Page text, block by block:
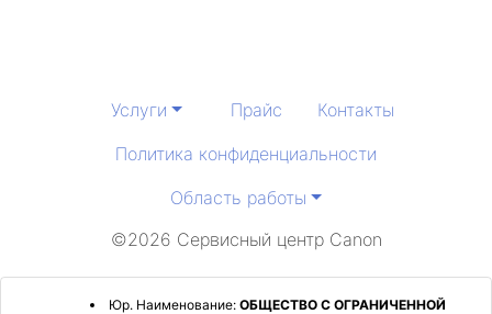
Услуги Прайс
Контакты
Политика конфиденциальности
Область работы
©2026 Сервисный центр Canon
Юр. Наименование: ОБЩЕСТВО С ОГРАНИЧЕННОЙ